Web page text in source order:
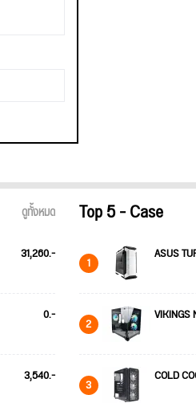
ดูทั้งหมด
31,260.-
0.-
3,540.-
Top 5 - Case
1 ASUS
2 VIKINGS
3 COLD